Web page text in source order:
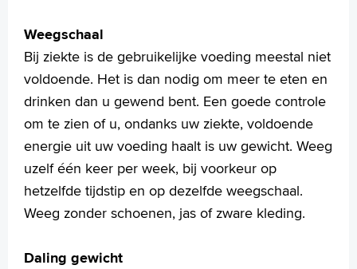
Weegschaal
Bij ziekte is de gebruikelijke voeding meestal niet
voldoende. Het is dan nodig om meer te eten en
drinken dan u gewend bent. Een goede controle
om te zien of u, ondanks uw ziekte, voldoende
energie uit uw voeding haalt is uw gewicht. Weeg
uzelf één keer per week, bij voorkeur op
hetzelfde tijdstip en op dezelfde weegschaal.
Weeg zonder schoenen, jas of zware kleding.
Daling gewicht